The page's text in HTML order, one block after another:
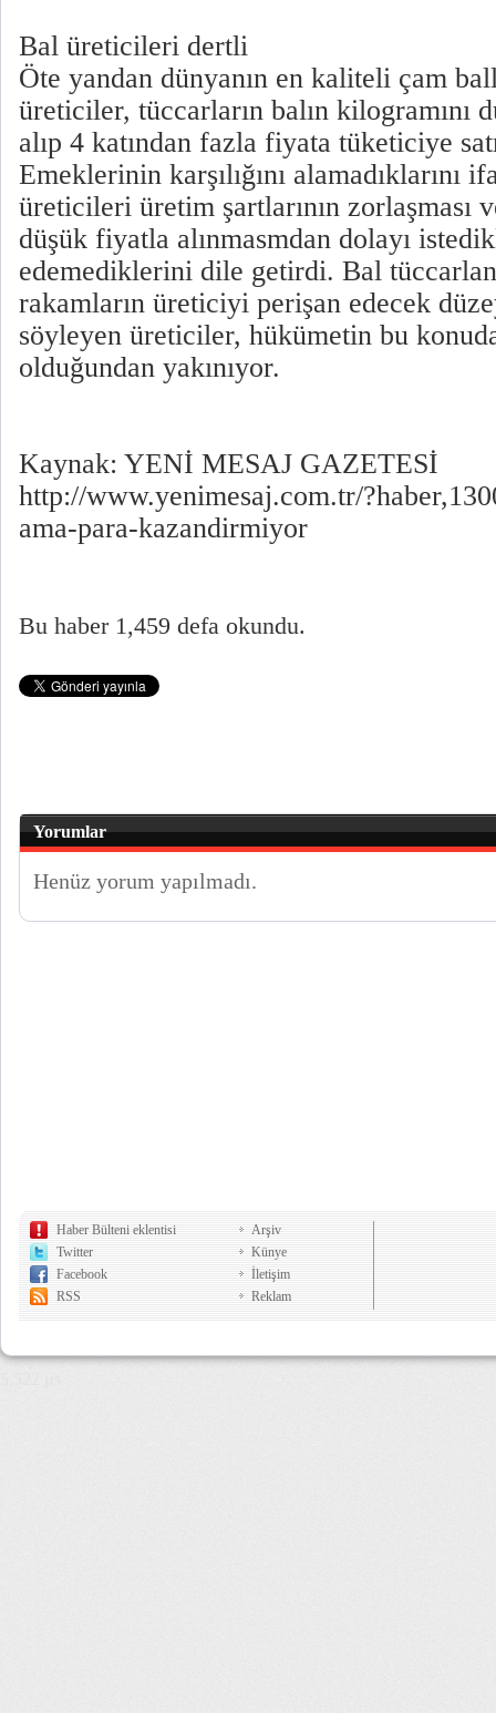
Bal üreticileri dertli
Öte yandan dünyanın en kaliteli çam
üreticiler, tüccarların balın kilogramını
alıp 4 katından fazla fiyata tüketiciye
Emeklerinin karşılığını alamadıklarını
üreticileri üretim şartlarının zorlaşması
düşük fiyatla alınmasmdan dolayı
edemediklerini dile getirdi. Bal
rakamların üreticiyi perişan edecek
söyleyen üreticiler, hükümetin bu
olduğundan yakınıyor.
Kaynak: YENİ MESAJ GAZETESİ
http://www.yenimesaj.com.tr/
ama-para-kazandirmiyor
Bu haber 1,459 defa okundu.
Yorumlar
Henüz yorum yapılmadı.
Haber Bülteni eklentisi
Twitter
Facebook
RSS
Arşiv
Künye
İletişim
Reklam